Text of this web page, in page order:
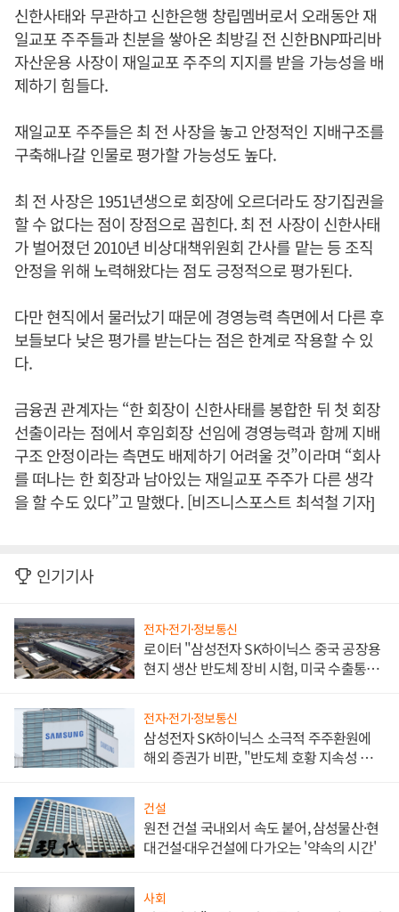
신한사태와 무관하고 신한은행 창립멤버로서 오래동안 재
일교포 주주들과 친분을 쌓아온 최방길 전 신한BNP파리바
자산운용 사장이 재일교포 주주의 지지를 받을 가능성을 배
제하기 힘들다.
재일교포 주주들은 최 전 사장을 놓고 안정적인 지배구조를
구축해나갈 인물로 평가할 가능성도 높다.
최 전 사장은 1951년생으로 회장에 오르더라도 장기집권을
할 수 없다는 점이 장점으로 꼽힌다. 최 전 사장이 신한사태
가 벌어졌던 2010년 비상대책위원회 간사를 맡는 등 조직
안정을 위해 노력해왔다는 점도 긍정적으로 평가된다.
다만 현직에서 물러났기 때문에 경영능력 측면에서 다른 후
보들보다 낮은 평가를 받는다는 점은 한계로 작용할 수 있
다.
금융권 관계자는 “한 회장이 신한사태를 봉합한 뒤 첫 회장
선출이라는 점에서 후임회장 선임에 경영능력과 함께 지배
구조 안정이라는 측면도 배제하기 어려울 것”이라며 “회사
를 떠나는 한 회장과 남아있는 재일교포 주주가 다른 생각
을 할 수도 있다”고 말했다. [비즈니스포스트 최석철 기자]
인기기사
전자·전기·정보통신
로이터 "삼성전자 SK하이닉스 중국 공장용
현지 생산 반도체 장비 시험, 미국 수출통제
전자·전기·정보통신
삼성전자 SK하이닉스 소극적 주주환원에
해외 증권가 비판, "반도체 호황 지속성 의
건설
원전 건설 국내외서 속도 붙어, 삼성물산·현
대건설·대우건설에 다가오는 '약속의 시간'
사회